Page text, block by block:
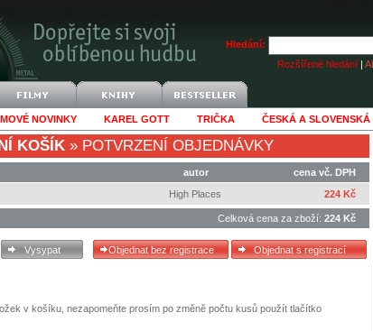
Hledání:
Rozšířené hledání |
NOVINKY KAREL GOTT TRIČKA ČESKÁ A SLOVENSKÁ
KOŠÍK » POTVRZENÍ OBJEDNÁVKY
autor
cena vč. DPH
High Places 224 Kč
Celková cena za zboží: 224 Kč
v košíku, nezapomeňte prosím po změně počtu kusů použít tlačítko